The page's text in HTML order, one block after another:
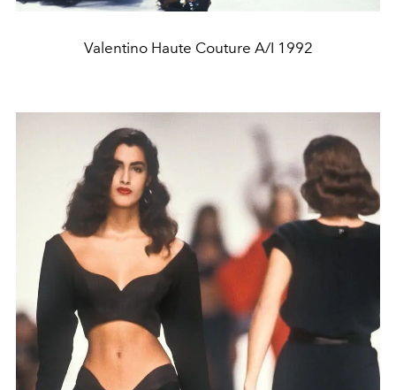
Valentino Haute Couture A/I 1992